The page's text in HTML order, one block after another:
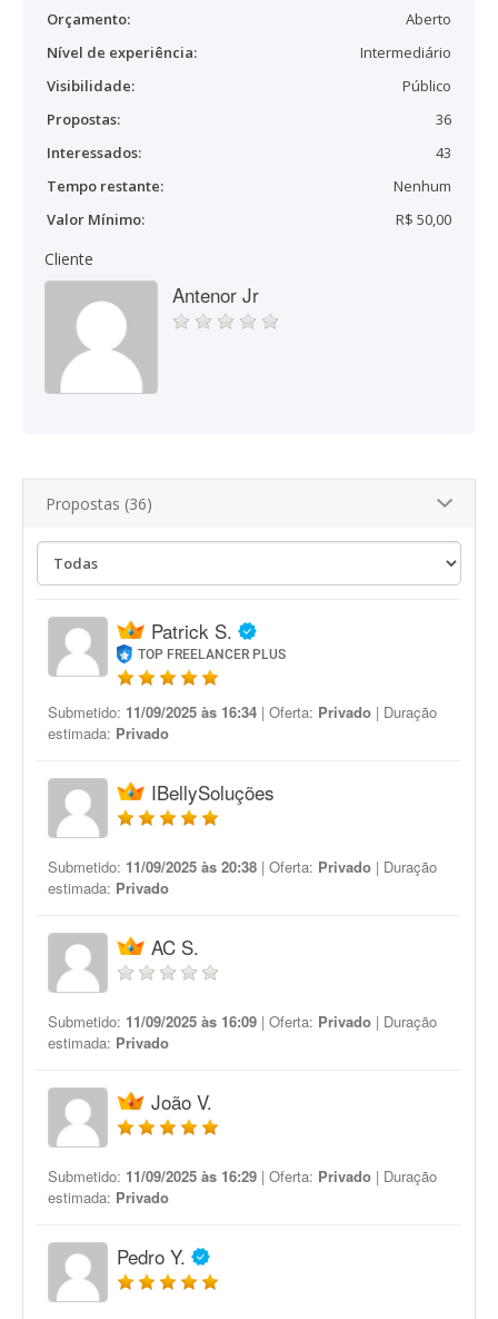
Orçamento:
Aberto
Nível de experiência:
Intermediário
Visibilidade:
Público
Propostas:
36
Interessados:
43
Tempo restante:
Nenhum
Valor Mínimo:
R$ 50,00
Cliente
Antenor Jr
Propostas (36)
Patrick S.
TOP FREELANCER PLUS
Submetido: 11/09/2025 às 16:34 | Oferta: Privado | Duração
estimada: Privado
IBellySoluções
Submetido: 11/09/2025 às 20:38 | Oferta: Privado | Duração
estimada: Privado
AC S.
Submetido: 11/09/2025 às 16:09 | Oferta: Privado | Duração
estimada: Privado
João V.
Submetido: 11/09/2025 às 16:29 | Oferta: Privado | Duração
estimada: Privado
Pedro Y.